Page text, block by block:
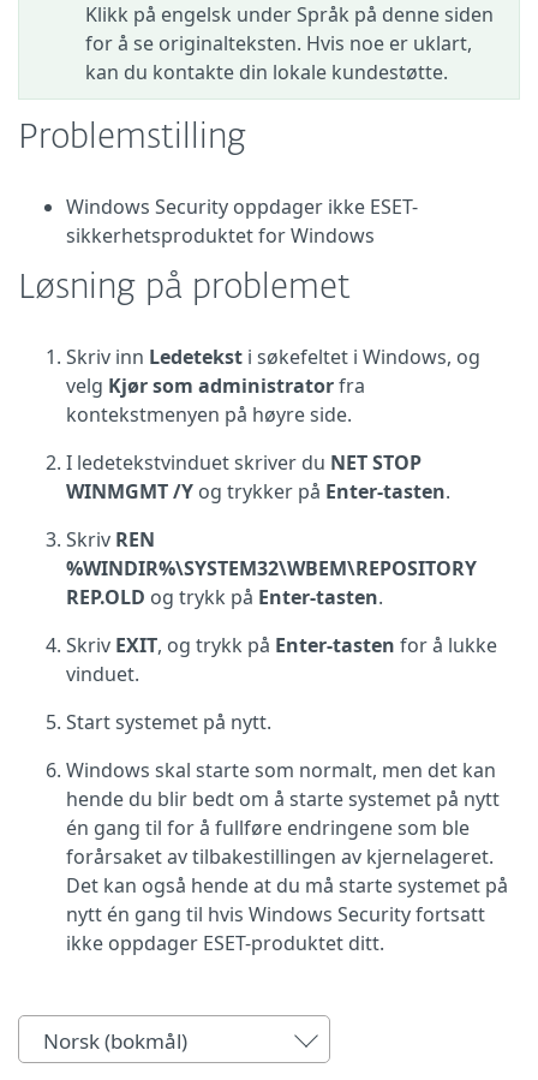
Klikk på engelsk under Språk på denne siden
for å se originalteksten. Hvis noe er uklart,
kan du kontakte din lokale kundestøtte.
Problemstilling
Windows Security oppdager ikke ESET-
sikkerhetsproduktet for Windows
Løsning på problemet
Skriv inn Ledetekst i søkefeltet i Windows, og
velg Kjør som administratorfra
kontekstmenyen på høyre side.
I ledetekstvinduet skriver du NET STOP
WINMGMT /Y og trykker på Enter-tasten.
Skriv REN
%WINDIR%\SYSTEM32\WBEM\REPOSITORY
REP.OLD og trykk på Enter-tasten.
Skriv EXIT, og trykk på Enter-tasten for å lukke
vinduet.
Start systemet på nytt.
Windows skal starte som normalt, men det kan
hende du blir bedt om å starte systemet på nytt
én gang til for å fullføre endringene som ble
forårsaket av tilbakestillingen av kjernelageret.
Det kan også hende at du må starte systemet på
nytt én gang til hvis Windows Security fortsatt
ikke oppdager ESET-produktet ditt.
Norsk (bokmål)